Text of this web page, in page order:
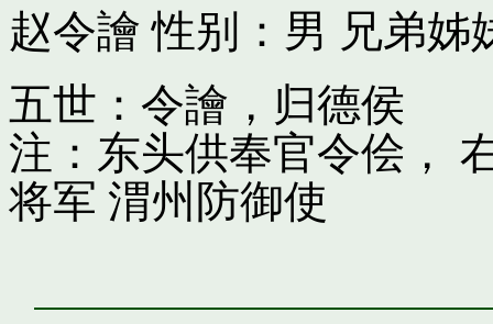
赵令譮 性别：男 兄弟姊
五世：令譮，归德侯
注：东头供奉官令侩，
将军 渭州防御使